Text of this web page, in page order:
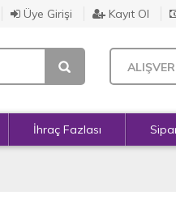
Üye Girişi Kayıt Ol
İhraç Fazlası